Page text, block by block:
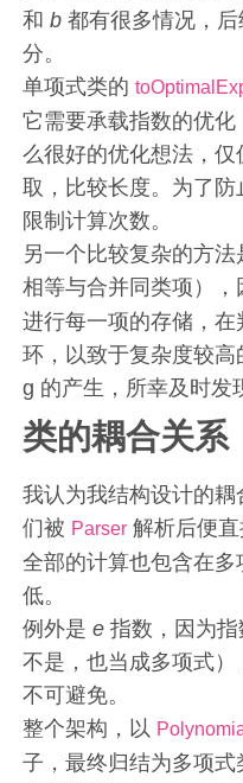
和b 都有很多情况，
分。
单项式类的
它需要承载指数的优
么很好的优化想法，
取，比较长度。为了
限制计算次数。
另一个比较复杂的方
相等与合并同类项）
进行每一项的存储，
环，以致于复杂度较
g 的产生，所幸及时发
类的耦合关系
我认为我结构设计的
们被 Parser 解析后便
全部的计算也包含在
低。
例外是e 指数，因为
不是，也当成多项式
不可避免。
整个架构，以
子，最终归结为多项